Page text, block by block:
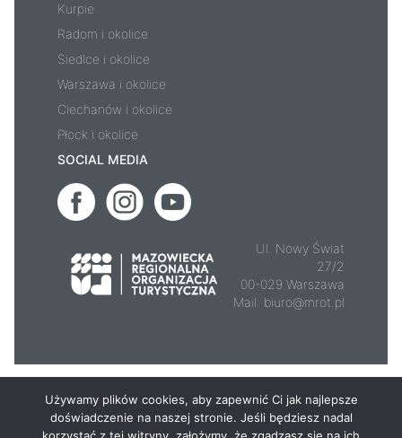
Kurpie
Radom i okolice
Siedlce i okolice
Warszawa i okolice
Ciechanów i okolice
Płock i okolice
SOCIAL MEDIA
Ul. Nowy Świat
27/2
00-029 Warszawa
Mail: biuro@mrot.pl
Używamy plików cookies, aby zapewnić Ci jak najlepsze
doświadczenie na naszej stronie. Jeśli będziesz nadal